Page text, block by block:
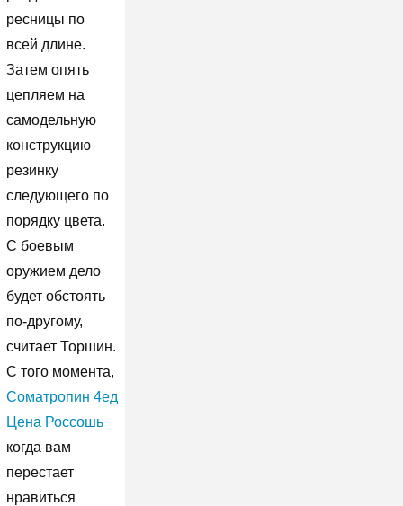
ресницы по
всей длине.
Затем опять
цепляем на
самодельную
конструкцию
резинку
следующего по
порядку цвета.
С боевым
оружием дело
будет обстоять
по-другому,
считает Торшин.
С того момента,
Cоматропин 4ед
Цена Россошь
когда вам
перестает
нравиться